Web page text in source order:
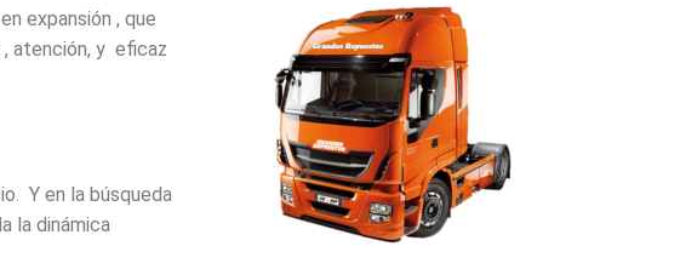
en expansión ,que
, atención, y eficaz
Y en la búsqueda
la dinámica